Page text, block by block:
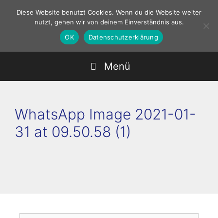
Inhalt
Menü
WhatsApp Image 2021-01-
31 at 09.50.58 (1)
Diese Website benutzt Cookies. Wenn du die Website weiter
nutzt, gehen wir von deinem Einverständnis aus.
OK
Datenschutzerklärung